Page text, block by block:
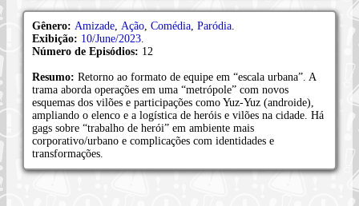
Gênero: Amizade Ação Comédia Paródia
Exibição: 10/June/2023
Número de Episódios: 12
Resumo: Retorno ao formato de equipe em “escala urbana”. A
trama aborda operações em uma “metrópole” com novos
esquemas dos vilões e participações como Yuz‑Yuz (androide),
ampliando o elenco e a logística de heróis e vilões na cidade. Há
gags sobre “trabalho de herói” em ambiente mais
corporativo/urbano e complicações com identidades e
transformações.